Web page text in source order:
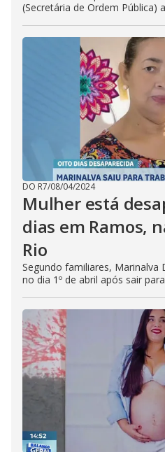
(Secretária de Ordem Pública)
DO R7/08/04/2024
Mulher está
dias em Ramos,
Rio
Segundo familiares, Marinalva
no dia 1º de abril após sair